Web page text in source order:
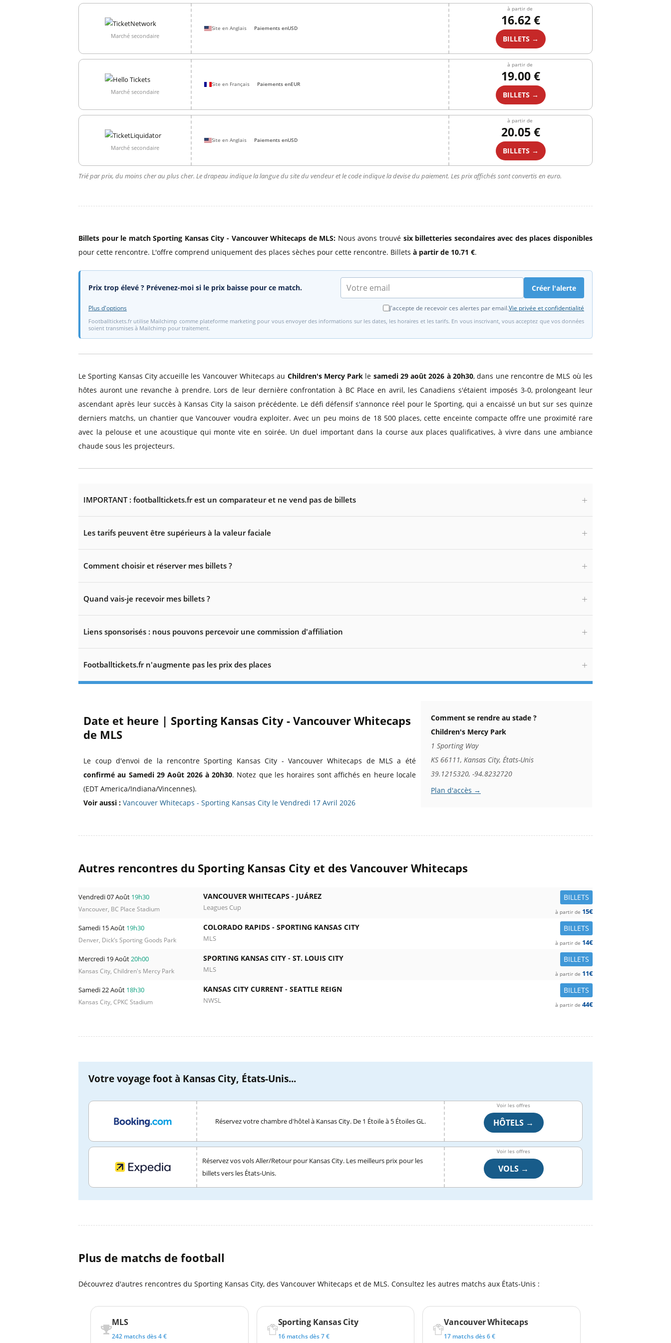
Marché secondaire
Site en Anglais Paiements enUSD
à partir de
16.62 €
BILLETS →
Marché secondaire
Site en Français Paiements enEUR
à partir de
19.00 €
BILLETS →
Marché secondaire
Site en Anglais Paiements enUSD
à partir de
20.05 €
BILLETS →
Trié par prix, du moins cher au plus cher. Le drapeau indique la langue du site du vendeur et le code indique la devise du paiement. Les prix affichés sont convertis en euro.
Billets pour le match Sporting Kansas City - Vancouver Whitecaps de MLS: Nous avons trouvé six billetteries secondaires avec des places disponibles
pour cette rencontre. L'offre comprend uniquement des places sèches pour cette rencontre. Billets à partir de 10.71 €.
Prix trop élevé ? Prévenez-moi si le prix baisse pour ce match. Créer l'alerte
J'accepte de recevoir ces alertes par email.Vie privée et confidentialité
Plus d'options
Footballtickets.fr utilise Mailchimp comme plateforme marketing pour vous envoyer des informations sur les dates, les horaires et les tarifs. En vous inscrivant, vous acceptez que vos données
soient transmises à Mailchimp pour traitement.
Le Sporting Kansas City accueille les Vancouver Whitecaps au Children's Mercy Park le samedi 29 août 2026 à 20h30, dans une rencontre de MLS où les
hôtes auront une revanche à prendre. Lors de leur dernière confrontation à BC Place en avril, les Canadiens s'étaient imposés 3-0, prolongeant leur
ascendant après leur succès à Kansas City la saison précédente. Le défi défensif s'annonce réel pour le Sporting, qui a encaissé un but sur ses quinze
derniers matchs, un chantier que Vancouver voudra exploiter. Avec un peu moins de 18 500 places, cette enceinte compacte offre une proximité rare
avec la pelouse et une acoustique qui monte vite en soirée. Un duel important dans la course aux places qualificatives, à vivre dans une ambiance
chaude sous les projecteurs.
IMPORTANT : footballtickets.fr est un comparateur et ne vend pas de billets
Les tarifs peuvent être supérieurs à la valeur faciale
Comment choisir et réserver mes billets ?
Quand vais-je recevoir mes billets ?
Liens sponsorisés : nous pouvons percevoir une commission d'affiliation
Footballtickets.fr n'augmente pas les prix des places
Date et heure | Sporting Kansas City - Vancouver Whitecaps
de MLS
Le coup d'envoi de la rencontre Sporting Kansas City - Vancouver Whitecaps de MLS a été
confirmé au Samedi 29 Août 2026 à 20h30. Notez que les horaires sont affichés en heure locale
(EDT America/Indiana/Vincennes).
Voir aussi : Vancouver Whitecaps - Sporting Kansas City le Vendredi 17 Avril 2026
Comment se rendre au stade ?
Children's Mercy Park
1 Sporting Way
KS 66111, Kansas City, États-Unis
39.1215320, -94.8232720
Plan d'accès →
Autres rencontres du Sporting Kansas City et des Vancouver Whitecaps
Vendredi 07 Août 19h30
Vancouver, BC Place Stadium
BILLETS
VANCOUVER WHITECAPS - JUÁREZ
Leagues Cup à partir de 15€
Samedi 15 Août 19h30
Denver, Dick’s Sporting Goods Park
BILLETS
COLORADO RAPIDS - SPORTING KANSAS CITY
MLS à partir de 14€
Mercredi 19 Août20h00
Kansas City, Children's Mercy Park
BILLETS
SPORTING KANSAS CITY - ST. LOUIS CITY
MLS à partir de 11€
Samedi 22 Août 18h30
Kansas City, CPKC Stadium
BILLETS
KANSAS CITY CURRENT - SEATTLE REIGN
NWSL à partir de 44€
Votre voyage foot à Kansas City, États-Unis...
Réservez votre chambre d'hôtel à Kansas City. De 1 Étoile à 5 Étoiles GL.
Voir les offres
HÔTELS →
Réservez vos vols Aller/Retour pour Kansas City. Les meilleurs prix pour les
billets vers les États-Unis.
Voir les offres
VOLS →
Plus de matchs de football
Découvrez d'autres rencontres du Sporting Kansas City, des Vancouver Whitecaps et de MLS. Consultez les autres matchs aux États-Unis :
MLS
242 matchs dès 4 €
Sporting Kansas City
16 matchs dès 7 €
Vancouver Whitecaps
17 matchs dès 6 €